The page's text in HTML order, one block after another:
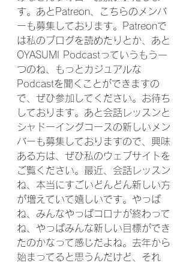
す。あとPatreon、こちらのメンバ
ーも募集しております。Patreonで
は私のブログを読めたりとか、あと
OYASUMI Podcastっていうもう一
つのね、もっとカジュアルな
Podcastを聞くことができますの
で、ぜひ参加してください。お待ち
しております。あと会話レッスンと
シャドーイングコースの新しいメン
バーも募集しておりますので、興味
ある方は、ぜひ私のウェブサイトを
ご覧ください。最近、会話レッスン
ね、本当にすごいどんどん新しい方
が増えていて嬉しいです。やっぱ
ね、みんなやっぱコロナが終わって
ね、やっぱみんな新しい目標ができ
たのかなって感じだよね。去年から
始まってると思うんだけど、それ